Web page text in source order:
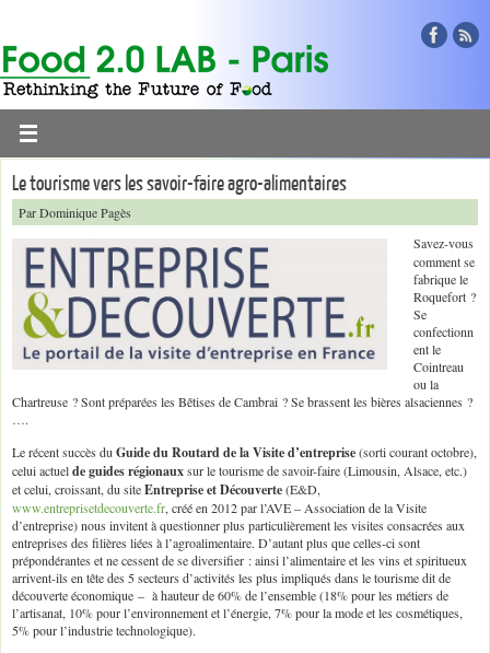
Le tourisme vers les savoir-faire agro-alimentaires
Par Dominique Pagès
Savez-vous
comment se
fabrique le
Roquefort ?
Se
confectionn
ent le
Cointreau
ou la
Chartreuse ? Sont préparées les Bêtises de Cambrai ? Se brassent les bières alsaciennes ?
….
Le récent succès duGuide du Routard de la Visite d’entreprise(sorti courant octobre),
celui actuelde guides régionauxsur le tourisme de savoir-faire (Limousin, Alsace, etc.)
et celui, croissant, du siteEntreprise et Découverte(E&D,
www.entreprisetdecouverte.fr, créé en 2012 par l’AVE – Association de la Visite
d’entreprise) nous invitent à questionner plus particulièrement les visites consacrées aux
entreprises des filières liées à l’agroalimentaire. D’autant plus que celles-ci sont
prépondérantes et ne cessent de se diversifier : ainsi l’alimentaire et les vins et spiritueux
arrivent-ils en tête des 5 secteurs d’activités les plus impliqués dans le tourisme dit de
découverte économique – à hauteur de 60% de l’ensemble (18% pour les métiers de
l’artisanat, 10% pour l’environnement et l’énergie, 7% pour la mode et les cosmétiques,
5% pour l’industrie technologique).